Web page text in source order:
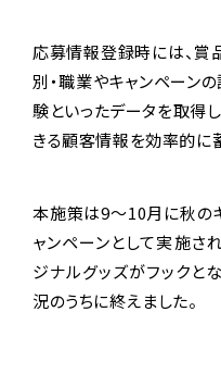
応募情報登録時には、賞
別・職業やキャンペーン
験といったデータを取得
きる顧客情報を効率的に
本施策は9～10月に秋の
ャンペーンとして実施さ
ジナルグッズがフックと
況のうちに終えました。